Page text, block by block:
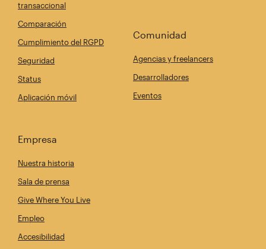
transaccional
Comparación
Cumplimiento del RGPD
Seguridad
Status
Aplicación móvil
Comunidad
Agencias y freelancers
Desarrolladores
Eventos
Empresa
Nuestra historia
Sala de prensa
Give Where You Live
Empleo
Accesibilidad